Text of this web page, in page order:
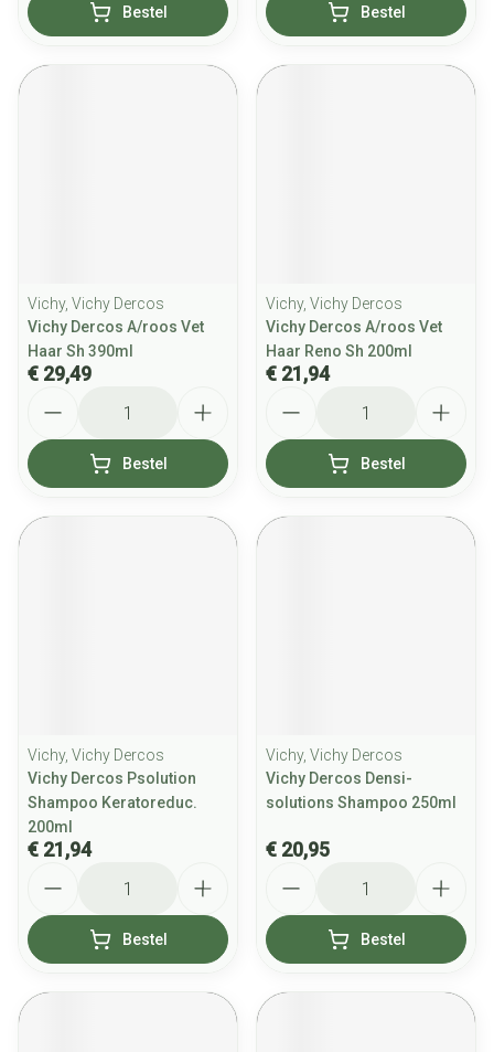
Bestel Bestel
Vichy, Vichy Dercos
Vichy Dercos A/roos Vet
Haar Sh 390ml
€ 29,49
Bestel
Vichy, Vichy Dercos
Vichy Dercos A/roos Vet
Haar Reno Sh 200ml
€ 21,94
Bestel
Vichy, Vichy Dercos
Vichy Dercos Psolution
Shampoo Keratoreduc.
200ml
€ 21,94
Bestel
Vichy, Vichy Dercos
Vichy Dercos Densi-
solutions Shampoo 250ml
€ 20,95
Bestel